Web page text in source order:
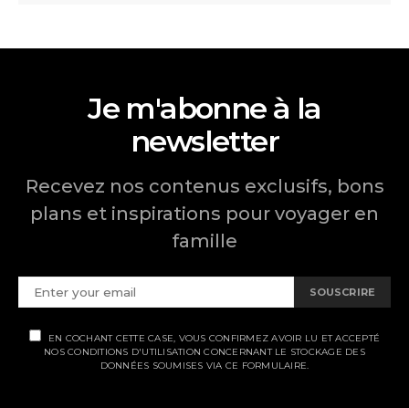
Je m'abonne à la
newsletter
Recevez nos contenus exclusifs, bons
plans et inspirations pour voyager en
famille
SOUSCRIRE
EN COCHANT CETTE CASE, VOUS CONFIRMEZ AVOIR LU ET ACCEPTÉ
NOS CONDITIONS D'UTILISATION CONCERNANT LE STOCKAGE DES
DONNÉES SOUMISES VIA CE FORMULAIRE.